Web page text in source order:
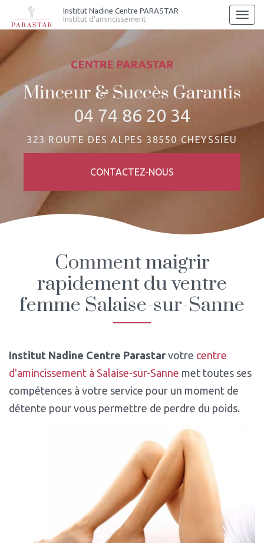
au
contenu
principal
Institut Nadine Centre PARASTAR
Institut d'amincissement
04 74 86 20 34
323 ROUTE DES ALPES 38550 CHEYSSIEU
CONTACTEZ-NOUS
Comment maigrir
rapidement du ventre
femme Salaise-sur-Sanne
Institut Nadine Centre Parastar votre centre
d'amincissement à Salaise-sur-Sanne met toutes ses
compétences à votre service pour un moment de
détente pour vous permettre de perdre du poids.